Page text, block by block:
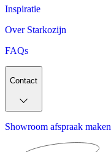
Inspiratie
Over Starkozijn
FAQs
Contact
Showroom afspraak maken